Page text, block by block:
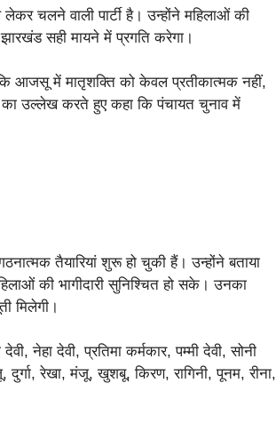
चलने वाली पार्टी है। उन्होंने महिलाओं की
सही मायने में प्रगति करेगा।
कि आजसू में मातृशक्ति को केवल प्रतीकात्मक नहीं,
का उल्लेख करते हुए कहा कि पंचायत चुनाव में
तैयारियां शुरू हो चुकी हैं। उन्होंने बताया
की भागीदारी सुनिश्चित हो सके। उनका
मिलेगी।
नेहा देवी, प्रतिमा कर्मकार, पम्मी देवी, सोनी
दुर्गा, रेखा, मंजू, खुशबू, किरण, रागिनी, पूनम, रीना,